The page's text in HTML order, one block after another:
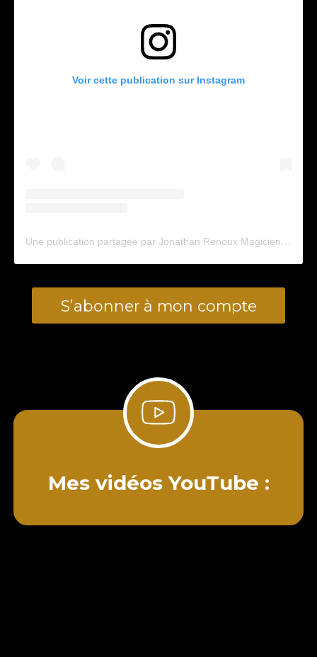
Voir cette publication sur Instagram
S’abonner à mon compte
Mes vidéos YouTube :